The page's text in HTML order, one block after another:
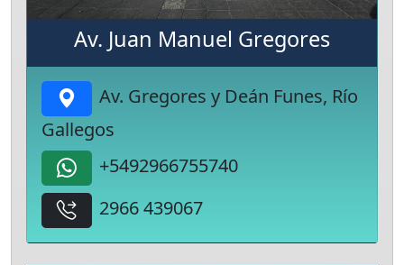
Av. Juan Manuel Gregores
Av. Gregores y Deán Funes, Río
Gallegos
+5492966755740
2966 439067